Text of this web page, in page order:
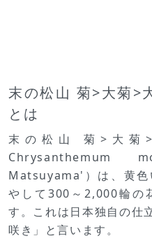
末の松山 菊>大菊>
とは
末の松山 菊>大菊
Chrysanthemum
Matsuyama'）は、黄色
やして300～2,000輪の
す。これは日本独自の仕
咲き」と言います。